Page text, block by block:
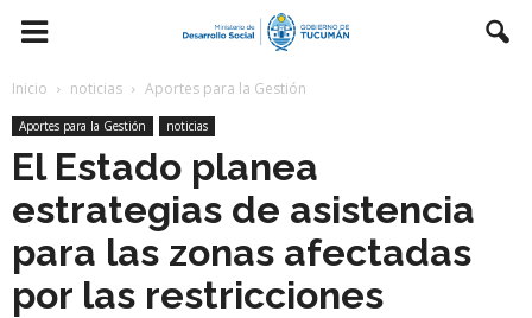
Inicio noticias Aportes para la Gestión
Aportes para la Gestión noticias
El Estado planea
estrategias de asistencia
para las zonas afectadas
por las restricciones